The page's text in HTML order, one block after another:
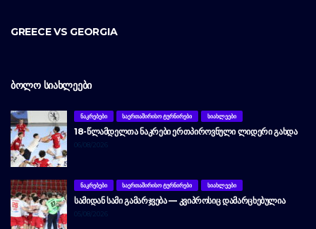
GREECE VS GEORGIA
ᲑᲝᲚᲝ ᲡᲘᲐᲮᲚᲔᲔᲑᲘ
ᲜᲐᲙᲠᲔᲑᲔᲑᲘ ᲡᲐᲔᲠᲗᲐᲨᲘᲠᲘᲡᲝ ᲢᲣᲠᲜᲘᲠᲔᲑᲘ ᲡᲘᲐᲮᲚᲔᲔᲑᲘ
18-ᲬᲚᲐᲛᲓᲔᲚᲗᲐ ᲜᲐᲙᲠᲔᲑᲘ ᲔᲠᲗᲞᲘᲠᲝᲕᲜᲣᲚᲘ ᲚᲘᲓᲔᲠᲘ ᲒᲐᲮᲓᲐ
06/08/2026
ᲜᲐᲙᲠᲔᲑᲔᲑᲘ ᲡᲐᲔᲠᲗᲐᲨᲘᲠᲘᲡᲝ ᲢᲣᲠᲜᲘᲠᲔᲑᲘ ᲡᲘᲐᲮᲚᲔᲔᲑᲘ
ᲡᲐᲛᲘᲓᲐᲜ ᲡᲐᲛᲘ ᲒᲐᲛᲐᲠᲯᲕᲔᲑᲐ — ᲙᲕᲘᲞᲠᲝᲡᲘᲪ ᲓᲐᲛᲐᲠᲪᲮᲔᲑᲣᲚᲘᲐ
05/08/2026